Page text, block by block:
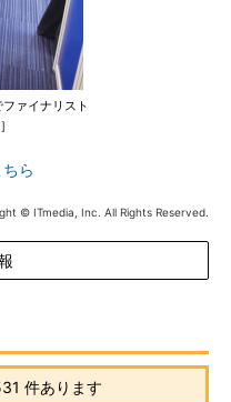
ファイナリスト
ら
© ITmedia, Inc. All Rights Reserved.
件あります